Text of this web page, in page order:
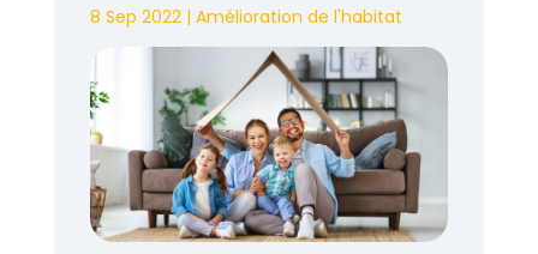
8 Sep 2022| Amélioration de l'habitat